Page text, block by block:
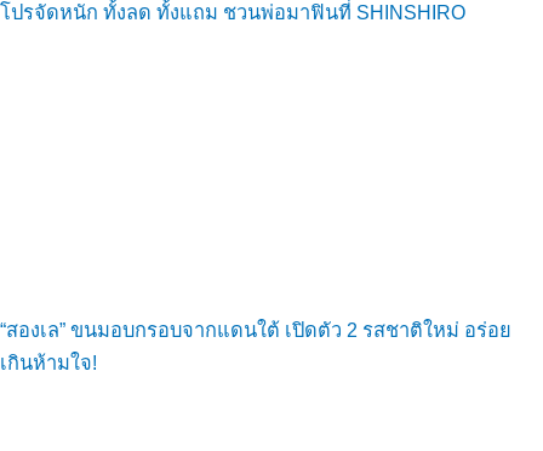
โปรจัดหนัก ทั้งลด ทั้งแถม ชวนพ่อมาฟินที่ SHINSHIRO
“สองเล” ขนมอบกรอบจากแดนใต้ เปิดตัว 2 รสชาติใหม่ อร่อย
เกินห้ามใจ!